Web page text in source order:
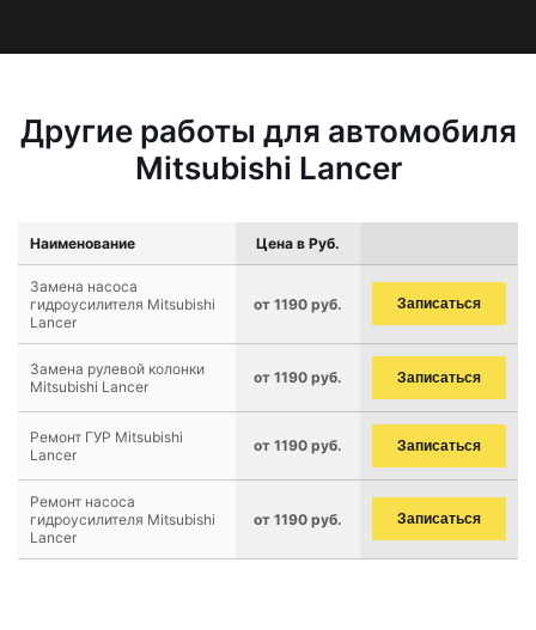
Другие работы для автомобиля
Mitsubishi Lancer
Наименование Цена в Руб.
Замена насоса
гидроусилителя Mitsubishi
Lancer
от 1190 руб. Записаться
Замена рулевой колонки
Mitsubishi Lancer
от 1190 руб. Записаться
Ремонт ГУР Mitsubishi
Lancer
от 1190 руб. Записаться
Ремонт насоса
гидроусилителя Mitsubishi
Lancer
от 1190 руб. Записаться